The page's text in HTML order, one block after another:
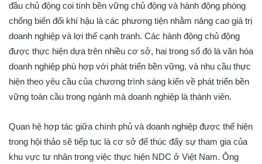
đầu chủ động coi tính bền vững chủ động và hành động phòng
chống biến đổi khí hậu là các phương tiện nhằm nâng cao giá trị
doanh nghiệp và lợi thế cạnh tranh. Các hành động chủ động
được thực hiện dựa trên nhiều cơ sở, hai trong số đó là văn hóa
doanh nghiệp phù hợp với phát triển bền vững, và nhu cầu thực
hiện theo yêu cầu của chương trình sáng kiến về phát triển bền
vững toàn cầu trong ngành mà doanh nghiệp là thành viên.
Quan hệ hợp tác giữa chính phủ và doanh nghiệp được thể hiện
trong hội thảo sẽ tiếp tục là cơ sở để thúc đẩy sự tham gia của
khu vực tư nhân trong việc thực hiện NDC ở Việt Nam. Ông